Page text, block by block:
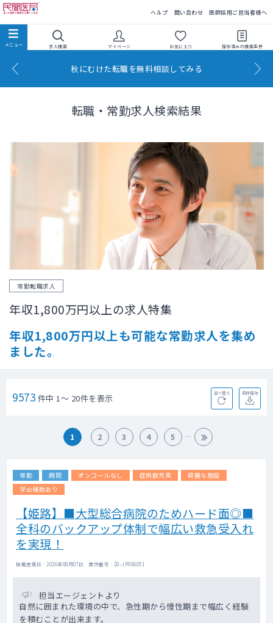
ヘルプ 問い合わせ 医師採用ご担当者様へ
求人検索 マイページ お気に入り 保存済みの検索条件
秋にむけた転職を無料相談してみる
転職・常勤求人検索結果
常勤転職求人
年収1,800万円以上の求人特集
年収1,800万円以上も可能な常勤求人を集め
ました。
9573 件中 1～ 20件を表示 並べ替え 条件保存
1 2 3 4 5
常勤 病院 オンコールなし 症例数充実
綺麗な施設
学会補助あり
【姫路】■大型総合病院のためハード面◎■
全科のバックアップ体制で幅広い救急受入れ
を実現！
掲載更新日 : 2026年08月07日 案件番号 : 20-JP006051
担当エージェントより
自然に囲まれた環境の中で、急性期から慢性期まで幅広く経験
を積むことが出来ます。